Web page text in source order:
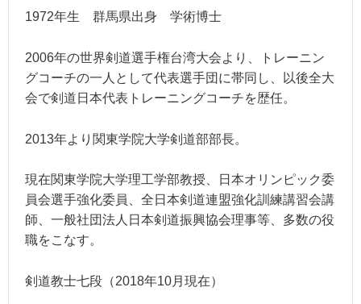
1972年生 群馬県出身 学術博士
2006年の世界剣道選手権台湾大会より、トレーニン
グコーチの一人として代表選手団に帯同し、以後全大
会で剣道日本代表トレーニングコーチを歴任。
2013年より関東学院大学剣道部部長。
現在関東学院大学理工学部教授、日本オリンピック委
員会選手強化委員、全日本剣道連盟強化訓練講習会講
師、一般社団法人日本剣道振興協会理事等、多数の役
職をこなす。
剣道教士七段（2018年10月現在）